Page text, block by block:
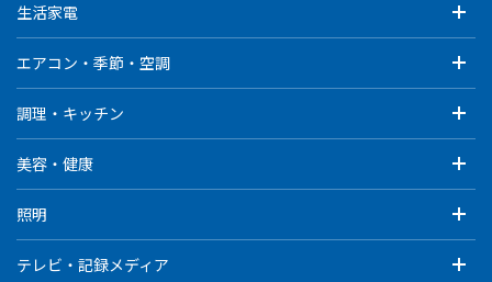
生活家電
エアコン・季節・空調
調理・キッチン
美容・健康
照明
テレビ・記録メディア